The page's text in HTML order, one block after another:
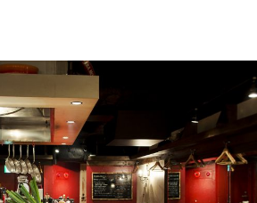
カルが 教えてくれた 本当の歩き方。」
トレンドが生まれる 新しい一流店へ。」
「“大好き”に出会いに。韓国」
FOLLOW US!